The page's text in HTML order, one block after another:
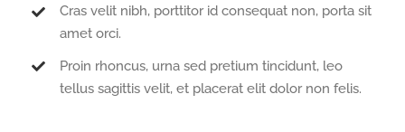
Cras velit nibh, porttitor id consequat non, porta sit
amet orci.
Proin rhoncus, urna sed pretium tincidunt, leo
tellus sagittis velit, et placerat elit dolor non felis.